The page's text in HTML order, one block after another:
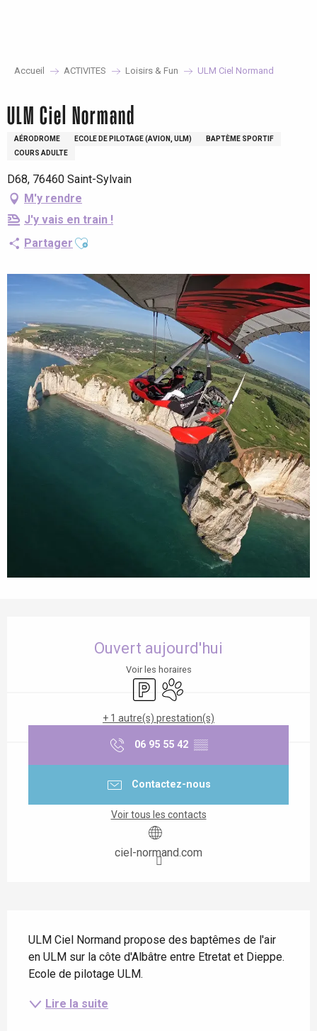
Accueil ACTIVITES Loisirs & Fun ULM Ciel Normand
ULM Ciel Normand
AÉRODROME ECOLE DE PILOTAGE (AVION, ULM)
BAPTÈME SPORTIF
COURS ADULTE
D68, 76460 Saint-Sylvain
M'y rendre
J'y vais en train !
Partager Ajouter aux favoris
Ouvert aujourd'hui
Voir les horaires
ParkingAnimaux acceptés
+ 1 autre(s) prestation(s)
06 95 55 42 ▒▒
Contactez-nous
Voir tous les contacts
ciel-normand.com
ULM Ciel Normand propose des baptêmes de l'air
en ULM sur la côte d'Albâtre entre Etretat et Dieppe.
Ecole de pilotage ULM.
Lire la suite